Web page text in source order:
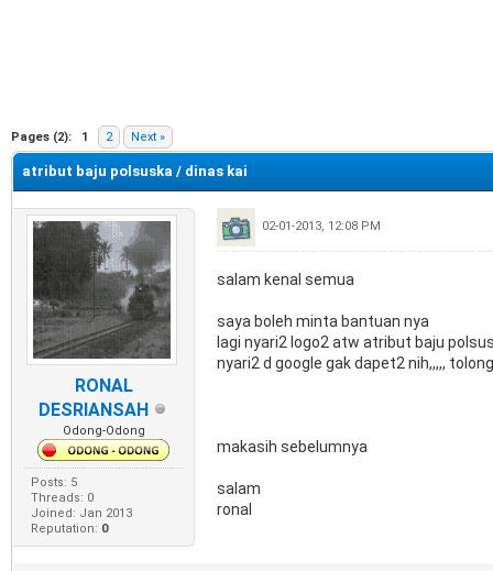
Pages (2): 1 2 Next »
atribut baju polsuska / dinas kai
RONAL
DESRIANSAH
Odong-Odong
Posts: 5
Threads: 0
Joined: Jan 2013
Reputation: 0
02-01-2013, 12:08 PM
salam kenal semua
saya boleh minta bantuan nya
lagi nyari2 logo2 atw atribut baju
nyari2 d google gak dapet2 nih,,,,,
makasih sebelumnya
salam
ronal